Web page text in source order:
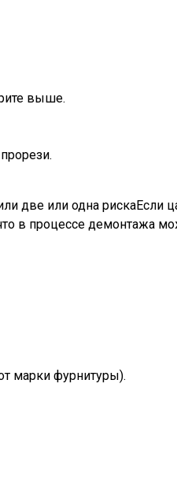
выше.
две или одна рискаЕсли
в процессе демонтажа
марки фурнитуры).